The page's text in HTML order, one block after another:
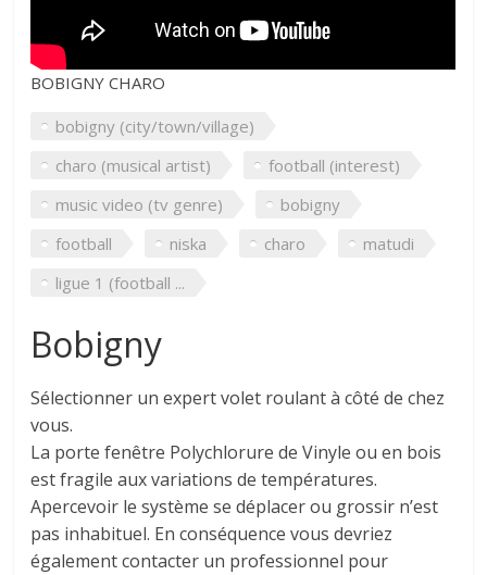
BOBIGNY CHARO
bobigny (city/town/village)
charo (musical artist)
football (interest)
music video (tv genre)
bobigny
football
niska charo
matudi
ligue 1 (football ...
Bobigny
Sélectionner un expert volet roulant à côté de chez
vous.
La porte fenêtre Polychlorure de Vinyle ou en bois
est fragile aux variations de températures.
Apercevoir le système se déplacer ou grossir n’est
pas inhabituel. En conséquence vous devriez
également contacter un professionnel pour